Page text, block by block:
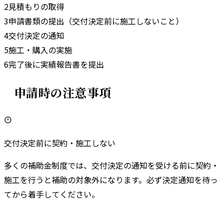
2見積もりの取得
3申請書類の提出（交付決定前に施工しないこと）
4交付決定の通知
5施工・購入の実施
6完了後に実績報告書を提出
申請時の注意事項
交付決定前に契約・施工しない
多くの補助金制度では、交付決定の通知を受ける前に契約・
施工を行うと補助の対象外になります。必ず決定通知を待っ
てから着手してください。